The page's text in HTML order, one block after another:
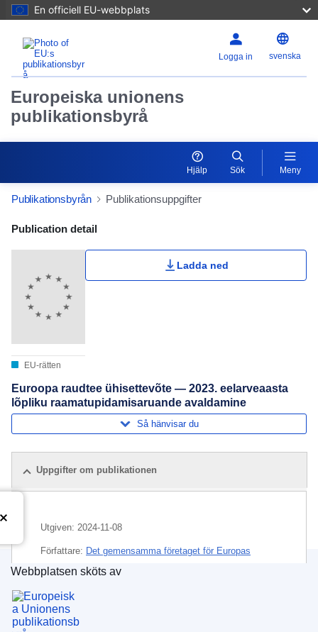
En officiell EU-webbplats
Logga in svenska
Europeiska unionens
publikationsbyrå
Hjälp Sök Meny
Publikationsbyrån Publikationsuppgifter
Publication Detail Actions Portlet
Publication detail
EU-rätten
Ladda ned
Euroopa raudtee ühisettevõte — 2023. eelarveaasta
lõpliku raamatupidamisaruande avaldamine
Så hänvisar du
Uppgifter om publikationen
Utgiven: 2024-11-08
Författare: Det gemensamma företaget för Europas
järnvägar (EU-organisation eller EU-byrå
Ämne:budgetår
CELEX : 52024XX06533
Europeiska unionens publikationsbyrå
Webbplatsen sköts av